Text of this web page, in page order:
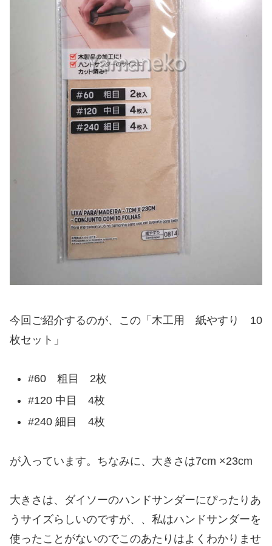
今回ご紹介するのが、この「木工用 紙やすり 10
枚セット」
#60 粗目 2枚
#120 中目 4枚
#240 細目 4枚
が入っています。ちなみに、大きさは7cm ×23cm
大きさは、ダイソーのハンドサンダーにぴったりあ
うサイズらしいのですが、、私はハンドサンダーを
使ったことがないのでこのあたりはよくわかりませ